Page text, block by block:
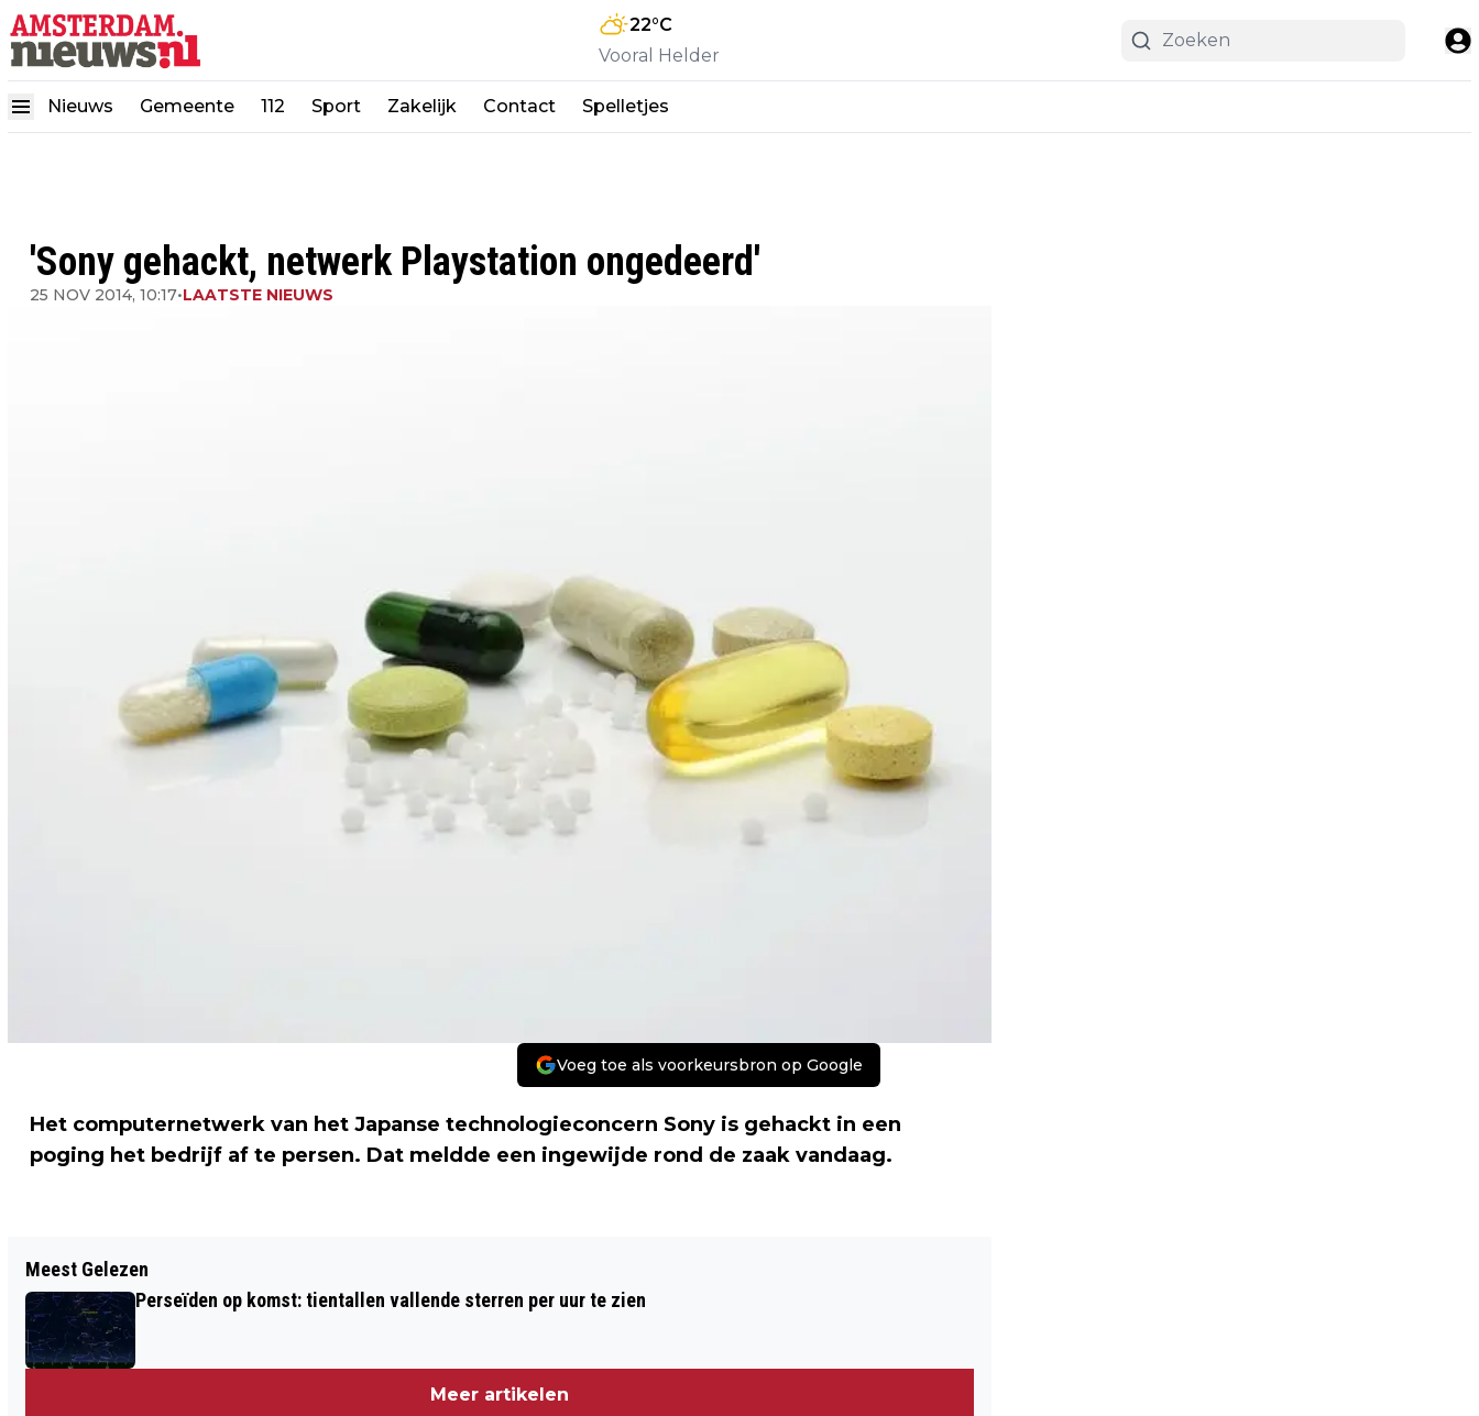
22°C
Vooral Helder
Nieuws Gemeente 112 Sport Zakelijk Contact Spelletjes
'Sony gehackt, netwerk Playstation ongedeerd'
25 NOV 2014, 10:17•LAATSTE NIEUWS
Voeg toe als voorkeursbron op Google
Het computernetwerk van het Japanse technologieconcern Sony is gehackt in een
poging het bedrijf af te persen. Dat meldde een ingewijde rond de zaak vandaag.
PROCES IN MAROKKO OM LIQUIDATIES
STAATSLIEDENBUURT VERDAAGD
BEDREIGING EN MISHANDELING
Meest Gelezen
Perseïden op komst: tientallen vallende sterren per uur te zien
Meer artikelen